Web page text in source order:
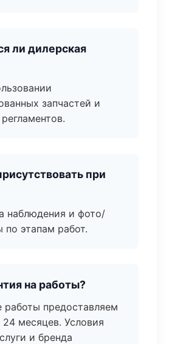
ли дилерская
запчастей и
при
наблюдения и фото/
по этапам работ.
на работы?
работы предоставляем
месяцев. Условия
и бренда